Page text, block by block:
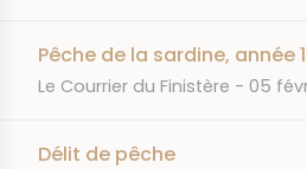
Pêche de la sardine, année
JOURNAL
Le Courrier du Finistère DATE
05
Délit de pêche